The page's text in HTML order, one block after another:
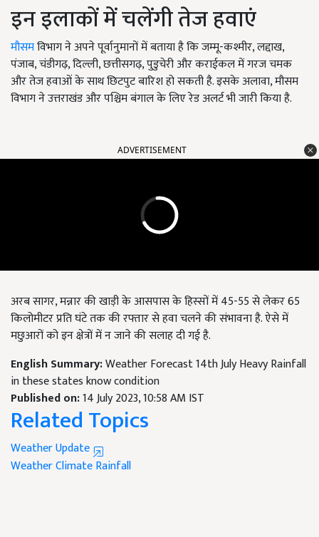
इन इलाकों में चलेंगी तेज हवाएं
मौसमविभाग ने अपने पूर्वानुमानों में बताया है कि जम्मू-कश्मीर, लद्दाख,
पंजाब, चंडीगढ़, दिल्ली, छत्तीसगढ़, पुडुचेरी और कराईकल में गरज चमक
और तेज हवाओं के साथ छिटपुट बारिश हो सकती है. इसके अलावा, मौसम
विभाग ने उत्तराखंड और पश्चिम बंगाल के लिए रेड अलर्ट भी जारी किया है.
ADVERTISEMENT
अरब सागर, मन्नार की खाड़ी के आसपास के हिस्सों में 45-55 से लेकर 65
किलोमीटर प्रति घंटे तक की रफ्तार से हवा चलने की संभावना है. ऐसे में
मछुआरों को इन क्षेत्रों में न जाने की सलाह दी गई है.
English Summary:Weather Forecast 14th July Heavy Rainfall
in these states know condition
Published on:14 July 2023, 10:58 AM IST
Related Topics
Weather Update
WeatherClimateRainfall